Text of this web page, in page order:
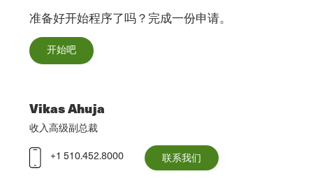
准备好开始程序了吗？完成一份申请。
开始吧
Vikas Ahuja
收入高级副总裁
+1 510.452.8000
联系我们